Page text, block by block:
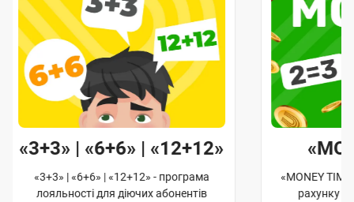
«3+3» | «6+6» | «12+12»
«3+3» | «6+6» | «12+12» - програма
лояльності для діючих абонентів
«MONEY
рахунку